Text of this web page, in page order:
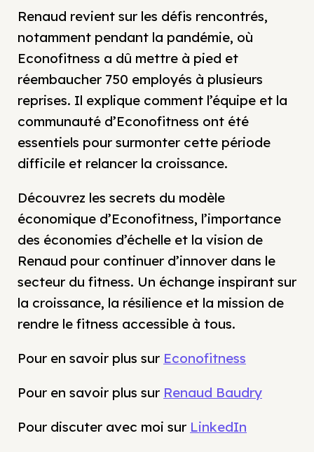
Renaud revient sur les défis rencontrés,
notamment pendant la pandémie, où
Econofitness a dû mettre à pied et
réembaucher 750 employés à plusieurs
reprises. Il explique comment l’équipe et la
communauté d’Econofitness ont été
essentiels pour surmonter cette période
difficile et relancer la croissance.
Découvrez les secrets du modèle
économique d’Econofitness, l’importance
des économies d’échelle et la vision de
Renaud pour continuer d’innover dans le
secteur du fitness. Un échange inspirant sur
la croissance, la résilience et la mission de
rendre le fitness accessible à tous.
Pour en savoir plus sur Econofitness
Pour en savoir plus sur Renaud Baudry
Pour discuter avec moi sur LinkedIn